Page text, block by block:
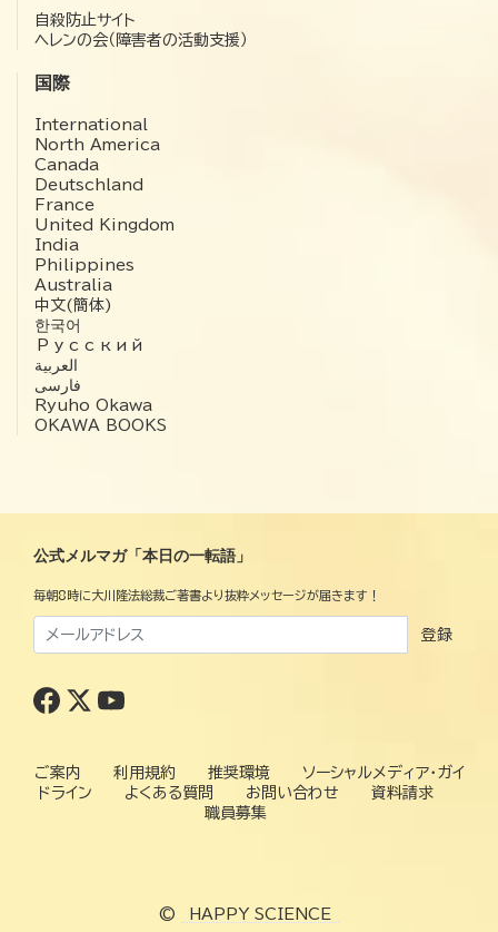
自殺防止サイト
ヘレンの会（障害者の活動支援）
国際
International
North America
Canada
Deutschland
France
United Kingdom
India
Philippines
Australia
中文(簡体)
한국어
Русский
العربية‏
فارسی
Ryuho Okawa
OKAWA BOOKS
公式メルマガ「本日の一転語」
毎朝8時に大川隆法総裁ご著書より抜粋メッセージが届きます！
登録
ご案内 利用規約 推奨環境
ソーシャルメディア・ガイ
ドライン
よくある質問 お問い合わせ
資料請求
職員募集
© HAPPY SCIENCE